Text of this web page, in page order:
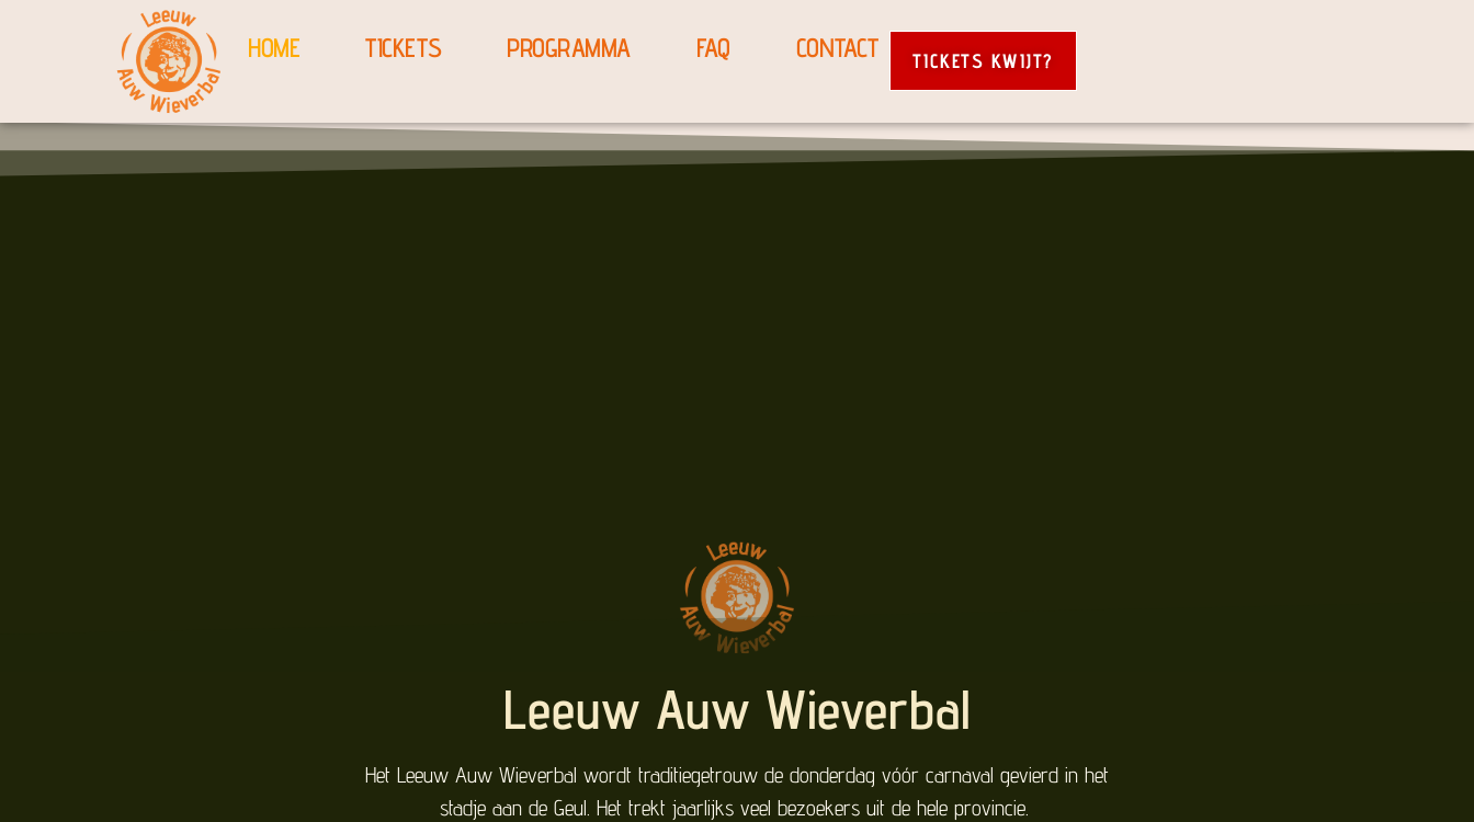
HOME TICKETS PROGRAMMA FAQ CONTACT TICKETS KWIJT?
Leeuw Auw Wieverbal
Het Leeuw Auw Wieverbal wordt traditiegetrouw de donderdag vóór carnaval gevierd in het
stadje aan de Geul. Het trekt jaarlijks veel bezoekers uit de hele provincie.